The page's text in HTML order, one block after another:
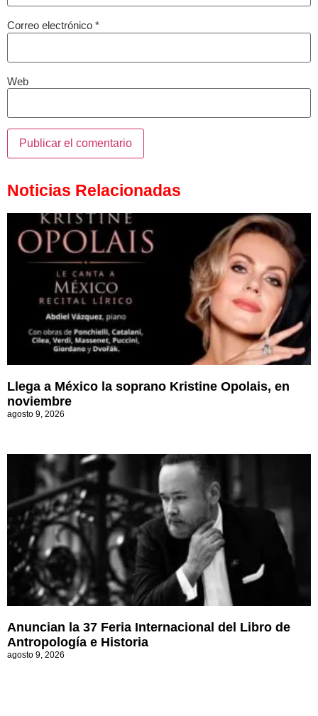
Correo electrónico *
Web
Noticias Relacionadas
Llega a México la soprano Kristine Opolais, en
noviembre
agosto 9, 2026
Anuncian la 37 Feria Internacional del Libro de
Antropología e Historia
agosto 9, 2026